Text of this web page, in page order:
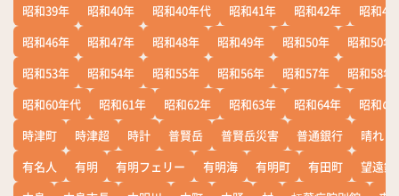
昭和39年
昭和40年 昭和40年代 昭和41年 昭和42年
昭和43
昭和46年
昭和47年 昭和48年 昭和49年 昭和50年
昭和50年
昭和53年
昭和54年 昭和55年 昭和56年 昭和57年
昭和58年
昭和60年代
昭和61年 昭和62年 昭和63年 昭和64年
昭和の
時津町
時津超 時計 普賢岳 普賢岳災害 普通銀行
晴れ
有名人
有明 有明フェリー 有明海 有明町 有田町
望遠鏡